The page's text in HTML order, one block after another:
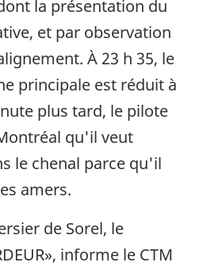
la présentation du
et par observation
À 23 h 35, le
principale est réduit à
plus tard, le pilote
qu'il veut
le chenal parce qu'il
amers.
de Sorel, le
informe le CTM